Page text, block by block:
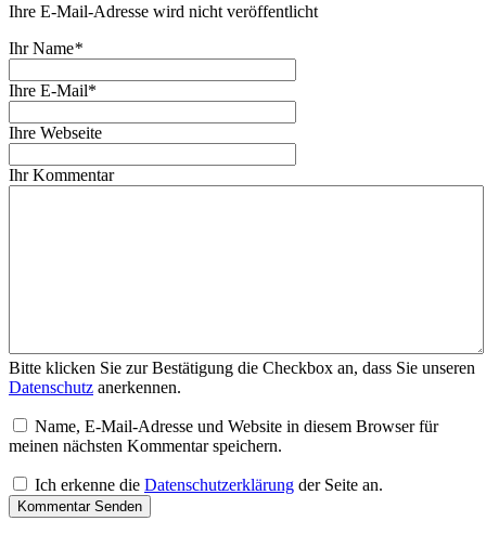
Ihre E-Mail-Adresse wird nicht veröffentlicht
Ihr Name*
Ihre E-Mail*
Ihre Webseite
Ihr Kommentar
Bitte klicken Sie zur Bestätigung die Checkbox an, dass Sie unseren
Datenschutz anerkennen.
Name, E-Mail-Adresse und Website in diesem Browser für
meinen nächsten Kommentar speichern.
Ich erkenne die Datenschutzerklärung der Seite an.